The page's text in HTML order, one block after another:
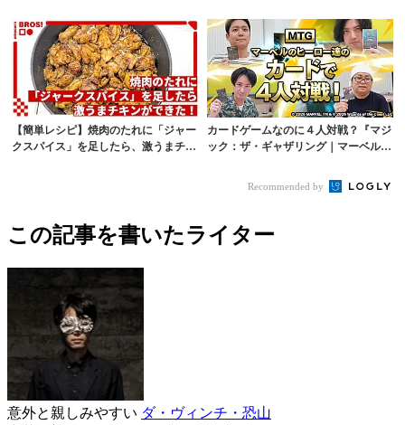
【簡単レシピ】焼肉のたれに「ジャー
クスパイス」を足したら、激うまチキ
カードゲームなのに４人対戦？『マジ
ック：ザ・ギャザリング｜マーベル
Recommended by
この記事を書いたライター
意外と親しみやすい ダ・ヴィンチ・恐山